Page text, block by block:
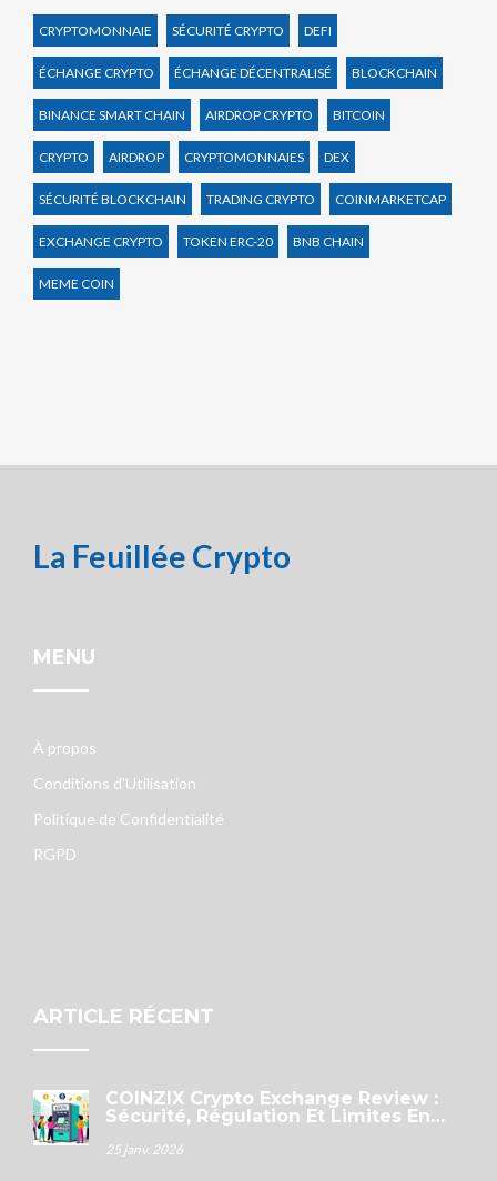
CRYPTOMONNAIE SÉCURITÉ CRYPTO DEFI
ÉCHANGE CRYPTO ÉCHANGE DÉCENTRALISÉ BLOCKCHAIN
BINANCE SMART CHAIN AIRDROP CRYPTO BITCOIN
CRYPTO AIRDROP CRYPTOMONNAIES DEX
SÉCURITÉ BLOCKCHAIN TRADING CRYPTO COINMARKETCAP
EXCHANGE CRYPTO TOKEN ERC-20 BNB CHAIN
MEME COIN
La Feuillée Crypto
MENU
À propos
Conditions d'Utilisation
Politique de Confidentialité
RGPD
ARTICLE RÉCENT
COINZIX Crypto Exchange Review :
Sécurité, Régulation Et Limites En
25 janv. 2026